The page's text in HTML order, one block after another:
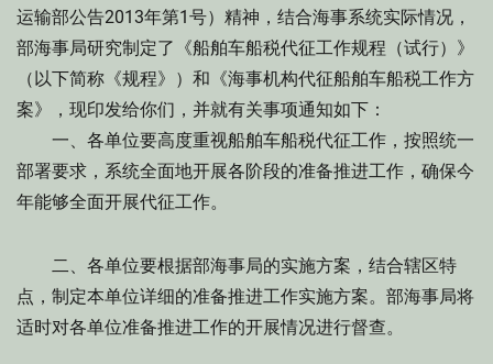
运输部公告2013年第1号）精神，结合海事系统实际情况，
部海事局研究制定了《船舶车船税代征工作规程（试行）》
（以下简称《规程》）和《海事机构代征船舶车船税工作方
案》，现印发给你们，并就有关事项通知如下：
一、各单位要高度重视船舶车船税代征工作，按照统一
部署要求，系统全面地开展各阶段的准备推进工作，确保今
年能够全面开展代征工作。
二、各单位要根据部海事局的实施方案，结合辖区特
点，制定本单位详细的准备推进工作实施方案。部海事局将
适时对各单位准备推进工作的开展情况进行督查。